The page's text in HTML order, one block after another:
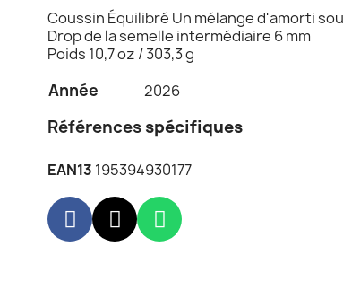
Coussin Équilibré Un mélange d'amorti
Drop de la semelle intermédiaire 6 mm
Poids 10,7 oz / 303,3 g
Année 2026
Références spécifiques
EAN13 195394930177